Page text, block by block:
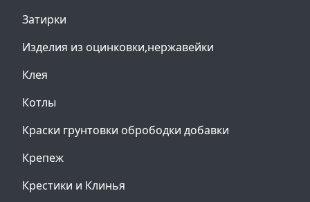
Затирки
Изделия из оцинковки,нержавейки
Клея
Котлы
Краски грунтовки обрободки добавки
Крепеж
Крестики и Клинья